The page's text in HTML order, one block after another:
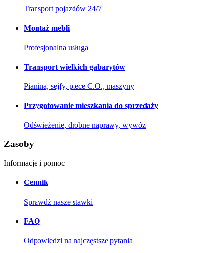
Transport pojazdów 24/7
Montaż mebli
Profesjonalna usługa
Transport wielkich gabarytów
Pianina, sejfy, piece C.O., maszyny
Przygotowanie mieszkania do sprzedaży
Odświeżenie, drobne naprawy, wywóz
Zasoby
Informacje i pomoc
Cennik
Sprawdź nasze stawki
FAQ
Odpowiedzi na najczęstsze pytania